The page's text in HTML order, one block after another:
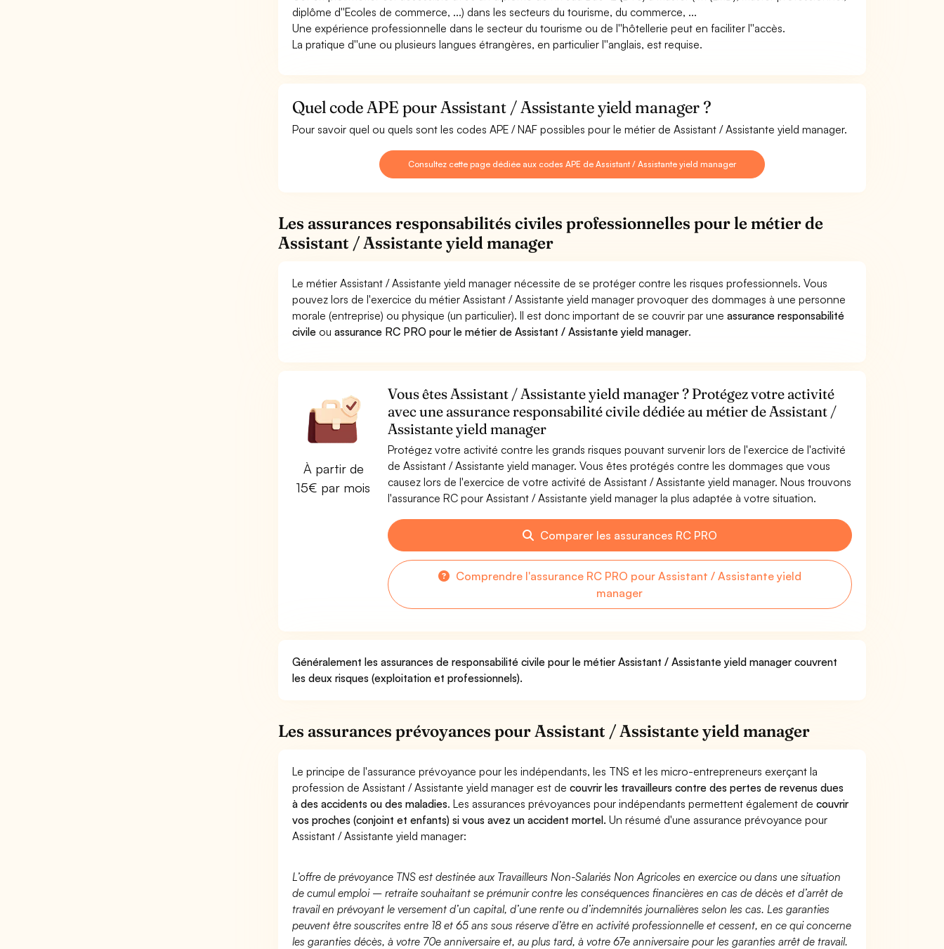
diplôme d''Ecoles de commerce, ...) dans les secteurs du tourisme, du commerce, ...
Une expérience professionnelle dans le secteur du tourisme ou de l''hôtellerie peut en faciliter l''accès.
La pratique d''une ou plusieurs langues étrangères, en particulier l''anglais, est requise.
Quel code APE pour Assistant / Assistante yield manager ?
Pour savoir quel ou quels sont les codes APE / NAF possibles pour le métier de Assistant / Assistante yield manager.
Consultez cette page dédiée aux codes APE de Assistant / Assistante yield manager
Les assurances responsabilités civiles professionnelles pour le métier de
Assistant / Assistante yield manager
Le métier Assistant / Assistante yield manager nécessite de se protéger contre les risques professionnels. Vous
pouvez lors de l'exercice du métier Assistant / Assistante yield manager provoquer des dommages à une personne
morale (entreprise) ou physique (un particulier). Il est donc important de se couvrir par uneassurance responsabilité
civile ouassurance RC PRO pour le métier de Assistant / Assistante yield manager.
À partir de
15€ par mois
Vous êtes Assistant / Assistante yield manager ? Protégez votre activité
avec une assurance responsabilité civile dédiée au métier de Assistant /
Assistante yield manager
Protégez votre activité contre les grands risques pouvant survenir lors de l'exercice de l'activité
de Assistant / Assistante yield manager. Vous êtes protégés contre les dommages que vous
causez lors de l'exercice de votre activité de Assistant / Assistante yield manager. Nous trouvons
l'assurance RC pour Assistant / Assistante yield manager la plus adaptée à votre situation.
Comparer les assurances RC PRO
Comprendre l'assurance RC PRO pour Assistant / Assistante yield
manager
Généralement les assurances de responsabilité civile pour le métier Assistant / Assistante yield manager couvrent
les deux risques (exploitation et professionnels).
Les assurances prévoyances pour Assistant / Assistante yield manager
Le principe de l'assurance prévoyance pour les indépendants, les TNS et les micro-entrepreneurs exerçant la
profession de Assistant / Assistante yield manager est decouvrir les travailleurs contre des pertes de revenus dues
à des accidents ou des maladies. Les assurances prévoyances pour indépendants permettent également decouvrir
vos proches (conjoint et enfants) si vous avez un accident mortel. Un résumé d'une assurance prévoyance pour
Assistant / Assistante yield manager:
L’offre de prévoyance TNS est destinée aux Travailleurs Non-Salariés Non Agricoles en exercice ou dans une situation
de cumul emploi – retraite souhaitant se prémunir contre les conséquences financières en cas de décès et d’arrêt de
travail en prévoyant le versement d’un capital, d’une rente ou d’indemnités journalières selon les cas. Les garanties
peuvent être souscrites entre 18 et 65 ans sous réserve d’être en activité professionnelle et cessent, en ce qui concerne
les garanties décès, à votre 70e anniversaire et, au plus tard, à votre 67e anniversaire pour les garanties arrêt de travail.